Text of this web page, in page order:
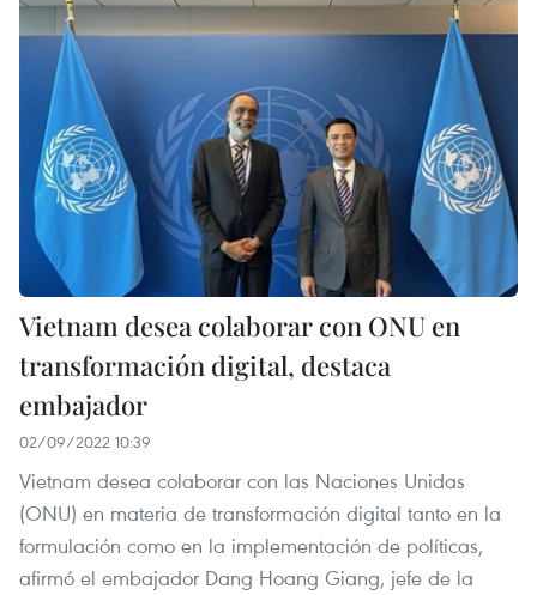
Vietnam desea colaborar con ONU en
transformación digital, destaca
embajador
02/09/2022 10:39
Vietnam desea colaborar con las Naciones Unidas
(ONU) en materia de transformación digital tanto en la
formulación como en la implementación de políticas,
afirmó el embajador Dang Hoang Giang, jefe de la